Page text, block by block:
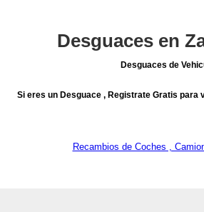
Desguaces en
Desguaces de
Si eres un Desguace , Registrate Gratis para
Recambios de Coches ,